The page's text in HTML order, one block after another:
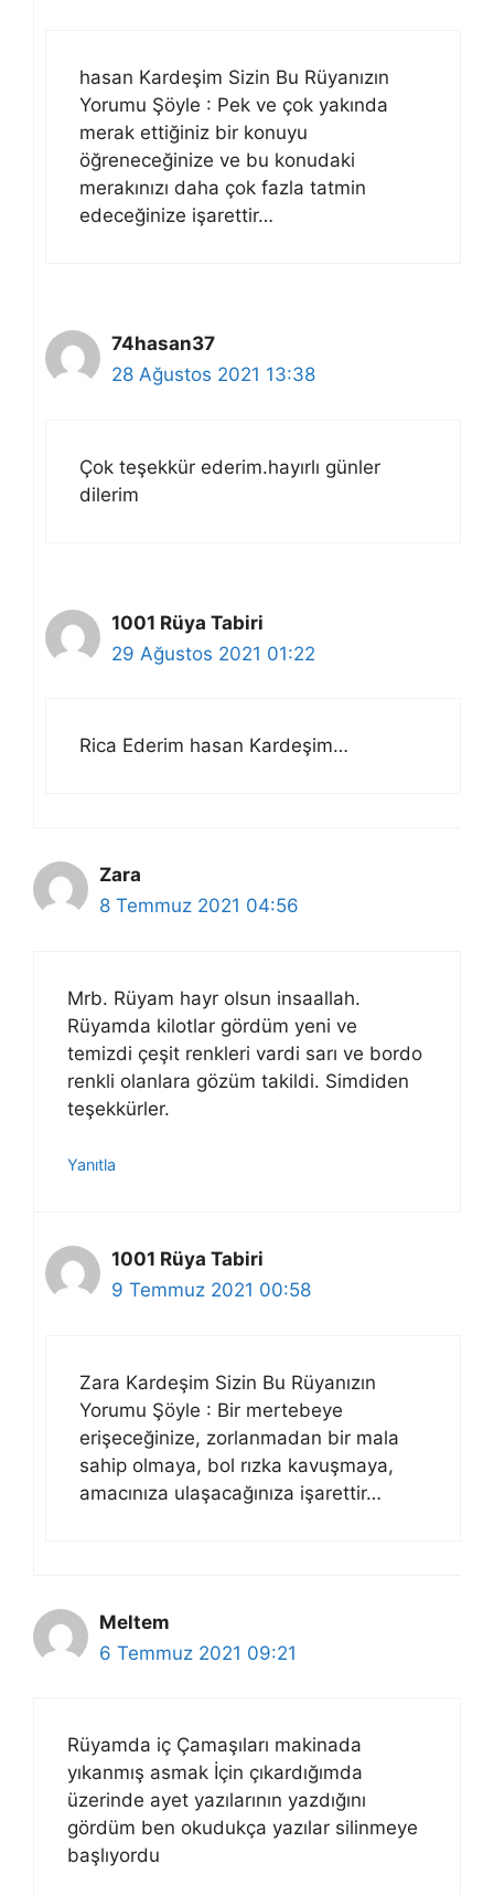
hasan Kardeşim Sizin Bu Rüyanızın
Yorumu Şöyle : Pek ve çok yakında
merak ettiğiniz bir konuyu
öğreneceğinize ve bu konudaki
merakınızı daha çok fazla tatmin
edeceğinize işarettir…
74hasan37
28 Ağustos 2021 13:38
Çok teşekkür ederim.hayırlı günler
dilerim
1001 Rüya Tabiri
29 Ağustos 2021 01:22
Rica Ederim hasan Kardeşim…
Zara
8 Temmuz 2021 04:56
Mrb. Rüyam hayr olsun insaallah.
Rüyamda kilotlar gördüm yeni ve
temizdi çeşit renkleri vardi sarı ve bordo
renkli olanlara gözüm takildi. Simdiden
teşekkürler.
Yanıtla
1001 Rüya Tabiri
9 Temmuz 2021 00:58
Zara Kardeşim Sizin Bu Rüyanızın
Yorumu Şöyle : Bir mertebeye
erişeceğinize, zorlanmadan bir mala
sahip olmaya, bol rızka kavuşmaya,
amacınıza ulaşacağınıza işarettir…
Meltem
6 Temmuz 2021 09:21
Rüyamda iç Çamaşıları makinada
yıkanmış asmak İçin çıkardığımda
üzerinde ayet yazılarının yazdığını
gördüm ben okudukça yazılar silinmeye
başlıyordu